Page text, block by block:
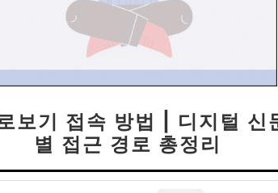
보기 접속 방법 | 디지털 신
별 접근 경로 총정리